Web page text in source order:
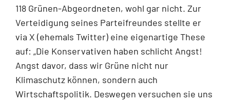
118 Grünen-Abgeordneten, wohl gar nicht. Zur
Verteidigung seines Parteifreundes stellte er
via X (ehemals Twitter) eine eigenartige These
auf: „Die Konservativen haben schlicht Angst!
Angst davor, dass wir Grüne nicht nur
Klimaschutz können, sondern auch
Wirtschaftspolitik. Deswegen versuchen sie uns